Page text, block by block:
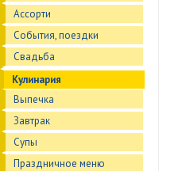
Ассорти
События, поездки
Свадьба
Кулинария
Выпечка
Завтрак
Супы
Праздничное меню